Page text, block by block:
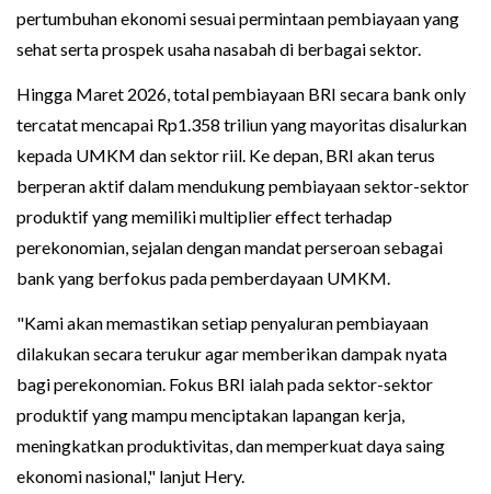
pertumbuhan ekonomi sesuai permintaan pembiayaan yang
sehat serta prospek usaha nasabah di berbagai sektor.
Hingga Maret 2026, total pembiayaan BRI secara bank only
tercatat mencapai Rp1.358 triliun yang mayoritas disalurkan
kepada UMKM dan sektor riil. Ke depan, BRI akan terus
berperan aktif dalam mendukung pembiayaan sektor-sektor
produktif yang memiliki multiplier effect terhadap
perekonomian, sejalan dengan mandat perseroan sebagai
bank yang berfokus pada pemberdayaan UMKM.
"Kami akan memastikan setiap penyaluran pembiayaan
dilakukan secara terukur agar memberikan dampak nyata
bagi perekonomian. Fokus BRI ialah pada sektor-sektor
produktif yang mampu menciptakan lapangan kerja,
meningkatkan produktivitas, dan memperkuat daya saing
ekonomi nasional," lanjut Hery.